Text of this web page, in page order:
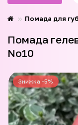
Помада для губ
Помада
No10
Знижка -5%